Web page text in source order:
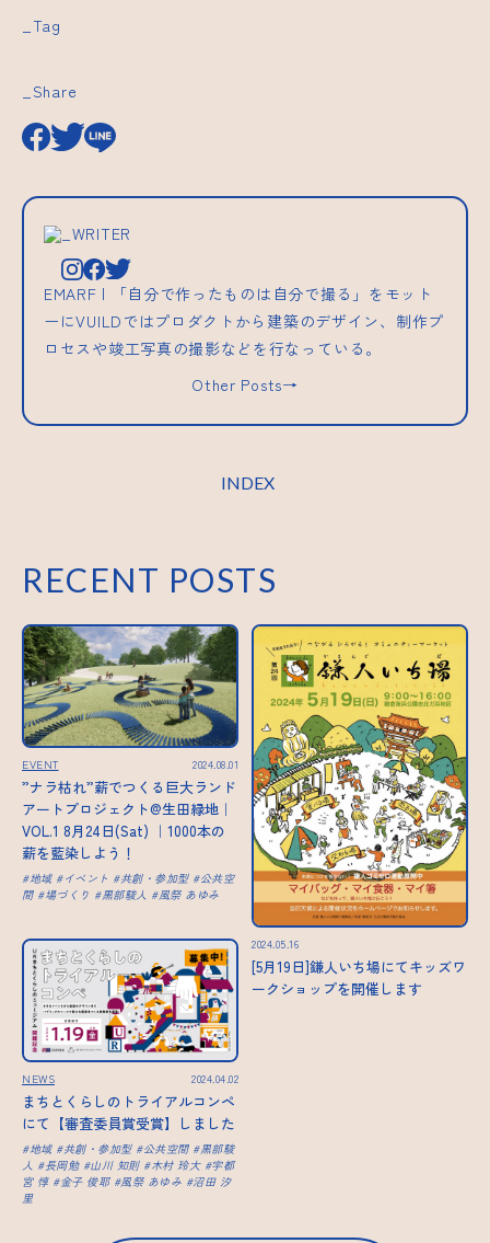
_Tag
_Share
_WRITER
EMARF | 「自分で作ったものは自分で撮る」をモット
ーにVUILDではプロダクトから建築のデザイン、制作プ
ロセスや竣工写真の撮影などを行なっている。
Other Posts→
INDEX
RECENT POSTS
EVENT 2024.08.01
”ナラ枯れ”薪でつくる巨大ランド
アートプロジェクト@生田緑地｜
VOL.1 8月24日(Sat) ｜1000本の
薪を藍染しよう！
地域 イベント 共創・参加型
公共空
間
場づくり 黒部駿人 風祭 あゆみ
2024.05.16
[5月19日]鎌人いち場にてキッズワ
ークショップを開催します
NEWS 2024.04.02
まちとくらしのトライアルコンペ
にて【審査委員賞受賞】しました
地域 共創・参加型 公共空間
黒部駿
人
長岡勉 山川 知則 木村 玲大
宇都
宮 惇
金子 俊耶 風祭 あゆみ
沼田 汐
里